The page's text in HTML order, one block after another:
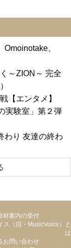
、
～ZION～ 完全
【エンタメ】
実験室」第２弾
わり 友達の終わ
材案内の受付
ス（旧・MusicVoice）と
は
お問い合わせ